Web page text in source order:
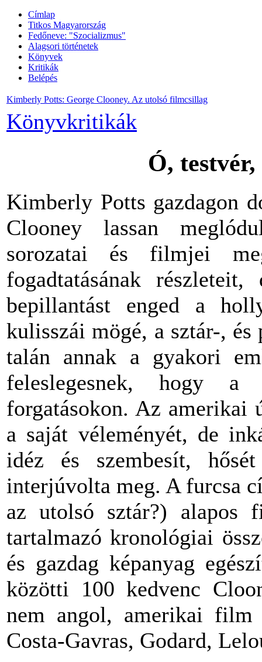
Címlap
Titkos Magyarország
Fedőneve: "Szocializmus"
Alagsori történetek
Könyvek
Kritikák
Belépés
Kimberly Potts: George Clooney. Az utolsó filmcsillag
Könyvkritikák
Ó, testvér,
Kimberly Potts gazdagon
Clooneylassan
sorozatai
és filmjei
fogadtatásának
részleteit,
bepillantást
enged a
kulisszái mögé, a sztár-, és
talán annak a gyakori
feleslegesnek,hogy
forgatásokon. Az amerikai
a saját véleményét, de
idéz
és szembesít, hősét
interjúvolta meg. A furcsa
az utolsó sztár?) alapos
tartalmazó kronológiai
és gazdag képanyag
közötti 100kedvenc
nem angol, amerikai
Costa-Gavras, Godard,